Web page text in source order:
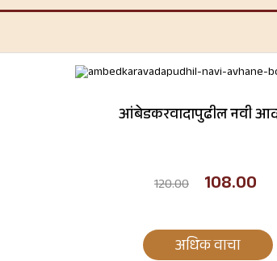
आंबेडकरवादापुढील नवी
120.00 108.00
अधिक वाचा